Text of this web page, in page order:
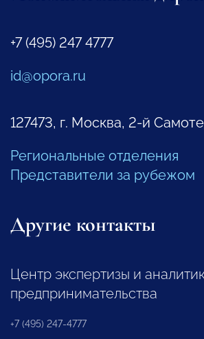
+7 (495) 247 4777
id@opora.ru
127473, г. Москва, 2-й
Региональные отделения
Представители за рубежом
Другие контакты
Центр экспертизы и
предпринимательства
+7 (495) 247-4777